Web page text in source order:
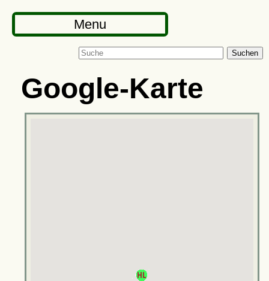
Menu
Suchen
Google-Karte